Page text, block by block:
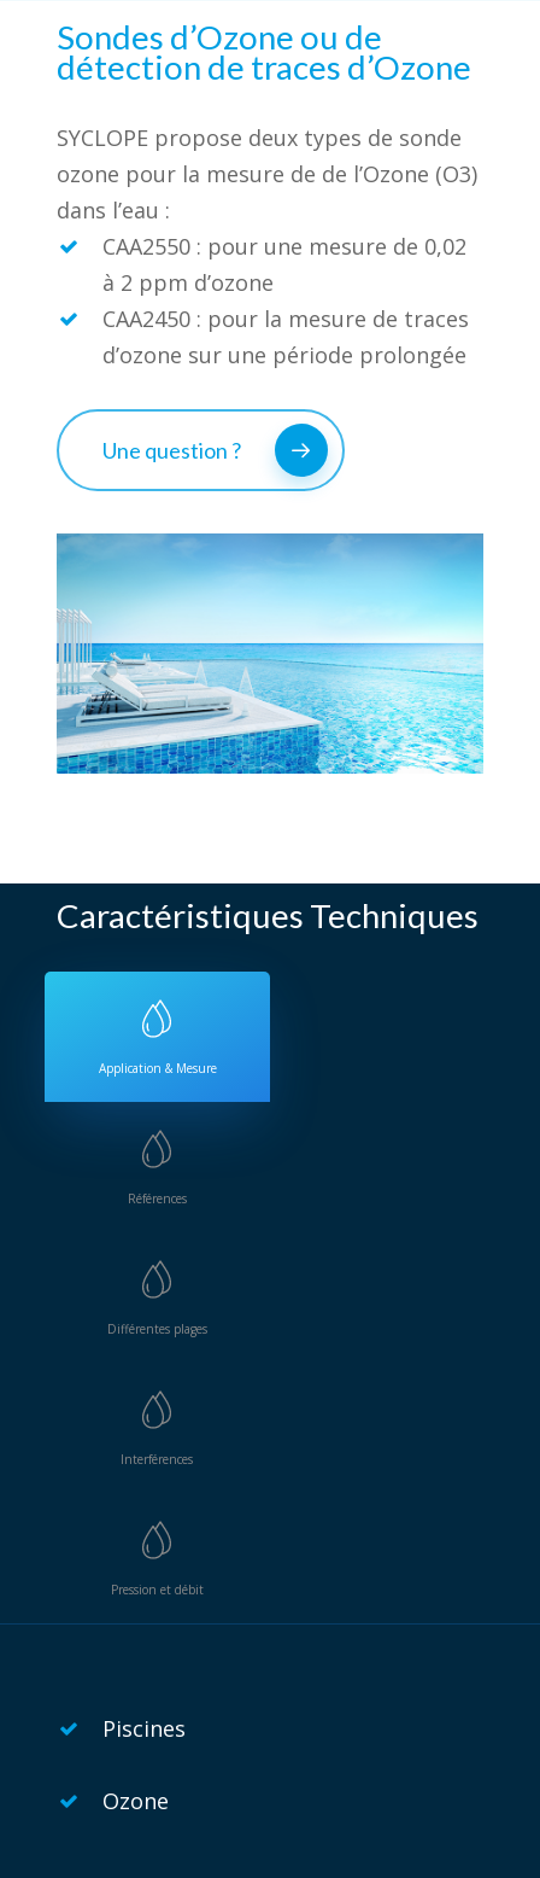
Sondes d’Ozone ou de
détection de traces d’Ozone
SYCLOPE propose deux types de sonde
ozone pour la mesure de de l’Ozone (O3)
dans l’eau :
CAA2550 : pour une mesure de 0,02
à 2 ppm d’ozone
CAA2450 : pour la mesure de traces
d’ozone sur une période prolongée
Une question ?
Caractéristiques Techniques
Application & Mesure
Références
Différentes plages
Interférences
Pression et débit
Piscines
Ozone